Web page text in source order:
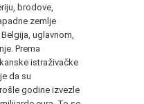
brodove,
zemlje
uglavnom,
Prema
istraživačke
da su
godine izvezle